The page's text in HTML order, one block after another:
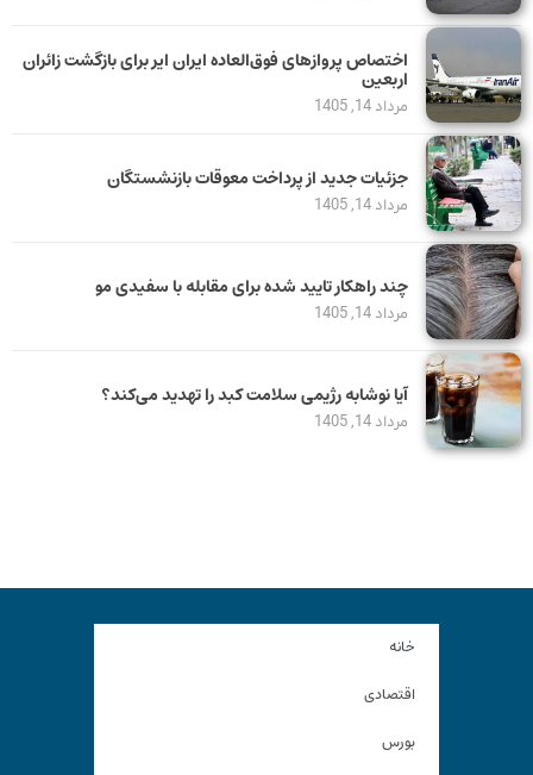
اختصاص پروازهای فوق‌العاده ایران ایر برای بازگشت زائران
اربعین
مرداد 14, 1405
جزئیات جدید از پرداخت معوقات بازنشستگان
مرداد 14, 1405
چند راهکار تایید شده برای مقابله با سفیدی مو
مرداد 14, 1405
آیا نوشابه رژیمی سلامت کبد را تهدید می‌کند؟
مرداد 14, 1405
خانه
اقتصادی
بورس